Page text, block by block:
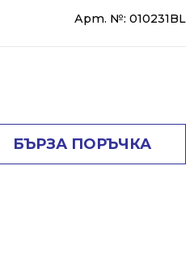
Арт. №: 010231BL
БЪРЗА ПОРЪЧКА